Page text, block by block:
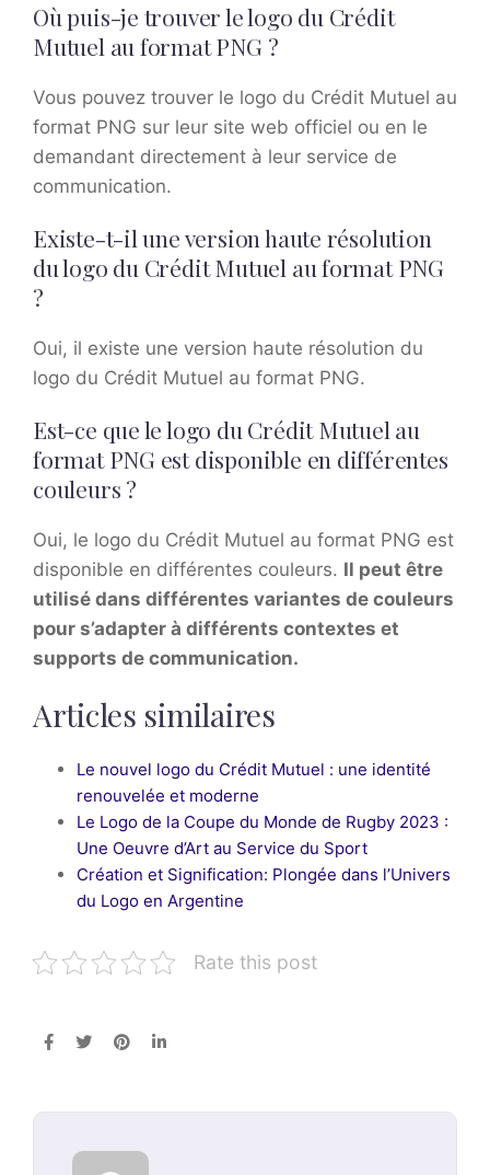
Où puis-je trouver le logo du Crédit
Mutuel au format PNG ?
Vous pouvez trouver le logo du Crédit Mutuel au
format PNG sur leur site web officiel ou en le
demandant directement à leur service de
communication.
Existe-t-il une version haute résolution
du logo du Crédit Mutuel au format PNG
?
Oui, il existe une version haute résolution du
logo du Crédit Mutuel au format PNG.
Est-ce que le logo du Crédit Mutuel au
format PNG est disponible en différentes
couleurs ?
Oui, le logo du Crédit Mutuel au format PNG est
disponible en différentes couleurs. Il peut être
utilisé dans différentes variantes de couleurs
pour s’adapter à différents contextes et
supports de communication.
Articles similaires
Le nouvel logo du Crédit Mutuel : une identité
renouvelée et moderne
Le Logo de la Coupe du Monde de Rugby 2023 :
Une Oeuvre d’Art au Service du Sport
Création et Signification: Plongée dans l’Univers
du Logo en Argentine
Rate this post